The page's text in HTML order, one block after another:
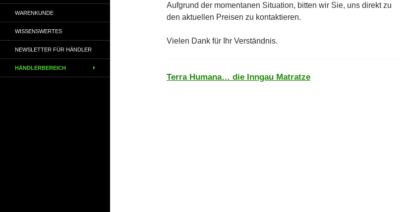
Aufgrund der momentanen Situation, bitten wir Sie, uns direkt zu
den aktuellen Preisen zu kontaktieren.
Vielen Dank für Ihr Verständnis.
Terra Humana… die Inngau Matratze
WARENKUNDE
WISSENSWERTES
NEWSLETTER FÜR HÄNDLER
HÄNDLERBEREICH